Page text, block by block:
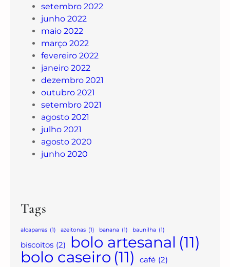
setembro 2022
junho 2022
maio 2022
março 2022
fevereiro 2022
janeiro 2022
dezembro 2021
outubro 2021
setembro 2021
agosto 2021
julho 2021
agosto 2020
junho 2020
Tags
alcaparras (1) azeitonas (1) banana (1) baunilha (1)
biscoitos (2) bolo artesanal (11)
bolo caseiro (11) café (2)